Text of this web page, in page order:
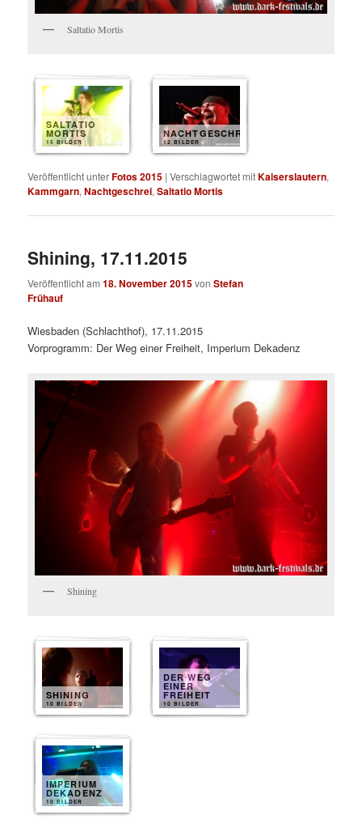
Saltatio Mortis
SALTATIO
MORTIS
15 BILDER
NACHTGESCHREI
12 BILDER
Veröffentlicht unterFotos 2015 |Verschlagwortet mitKaiserslautern,
Kammgarn,Nachtgeschrei,Saltatio Mortis
Shining, 17.11.2015
Veröffentlicht am18. November 2015vonStefan
Frühauf
Wiesbaden (Schlachthof), 17.11.2015
Vorprogramm: Der Weg einer Freiheit, Imperium Dekadenz
Shining
SHINING
10 BILDER
DER WEG
EINER
FREIHEIT
10 BILDER
IMPERIUM
DEKADENZ
10 BILDER